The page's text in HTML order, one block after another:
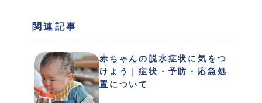
関連記事
赤ちゃんの脱水症状に気をつ
けよう｜症状・予防・応急処
置について